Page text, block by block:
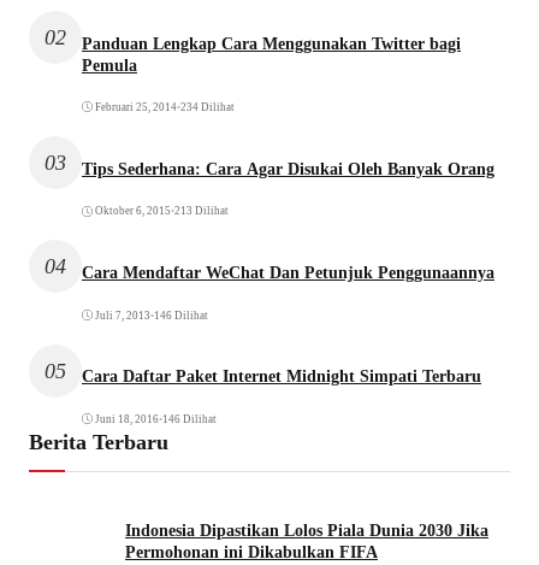
02
Panduan Lengkap Cara Menggunakan Twitter bagi
Pemula
Februari 25, 2014•234 Dilihat
03 Tips Sederhana: Cara Agar Disukai Oleh Banyak Orang
Oktober 6, 2015 •213 Dilihat
04 Cara Mendaftar WeChat Dan Petunjuk Penggunaannya
Juli 7, 2013 •146 Dilihat
05 Cara Daftar Paket Internet Midnight Simpati Terbaru
Juni 18, 2016•146 Dilihat
Berita Terbaru
Indonesia Dipastikan Lolos Piala Dunia 2030 Jika
Permohonan ini Dikabulkan FIFA